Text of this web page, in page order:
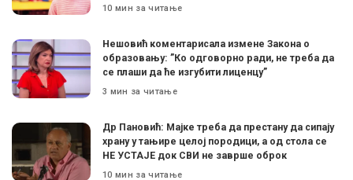
10 мин за читање
Нешовић коментарисала измене Закона о
образовању: ”Ко одговорно ради, не треба да
се плаши да ће изгубити лиценцу”
3 мин за читање
Др Пановић: Мајке треба да престану да сипају
храну у тањире целој породици, а од стола се
НЕ УСТАЈЕ док СВИ не заврше оброк
10 мин за читање